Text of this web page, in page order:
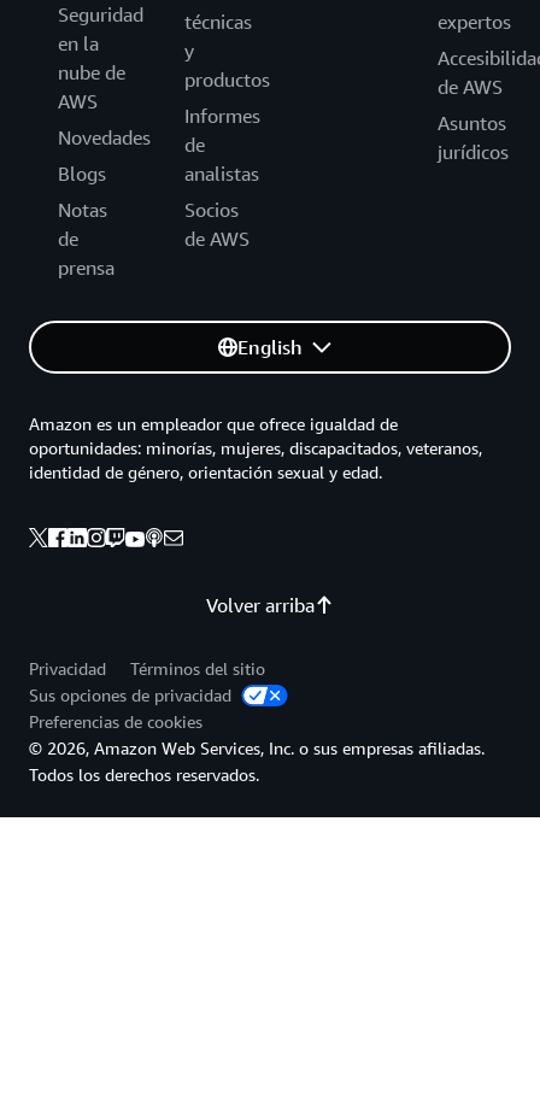
Seguridad
en la
nube de
AWS
Novedades
Blogs
Notas
de
prensa
técnicas
y
productos
Informes
de
analistas
Socios
de AWS
expertos
de AWS
Asuntos
jurídicos
English
Volver arriba
Amazon es un empleador que ofrece igualdad de
oportunidades: minorías, mujeres, discapacitados, veteranos,
identidad de género, orientación sexual y edad.
Privacidad
Términos del sitio
Sus opciones de privacidad
Preferencias de cookies
© 2026, Amazon Web Services, Inc. o sus empresas afiliadas.
Todos los derechos reservados.